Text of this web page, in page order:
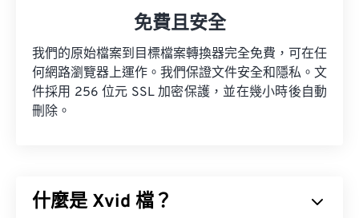
免費且安全
我們的原始檔案到目標檔案轉換器完全免費，可在任
何網路瀏覽器上運作。我們保證文件安全和隱私。文
件採用 256 位元 SSL 加密保護，並在幾小時後自動
刪除。
什麼是 Xvid 檔？